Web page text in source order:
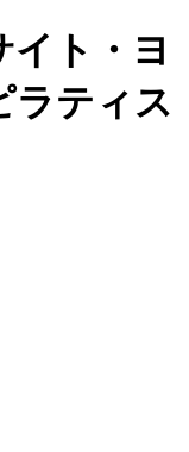
イト・ヨ
ラティス